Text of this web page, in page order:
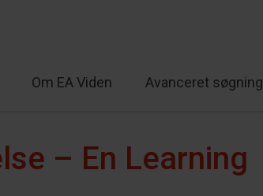
Om EA Viden Avanceret søgning
– En Learning